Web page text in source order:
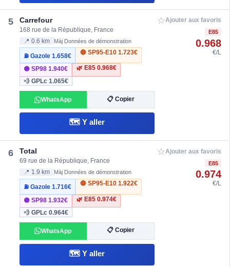
5 Carrefour
168 rue de la République, France
📍 0.6 km Màj Données de démonstration
⛽ Gazole1.658€
🔴 SP95-E10 1.723€
🟣 SP981.940€ 🌿 E85 0.968€
💨 GPLc1.065€
WhatsApp 📋 Copier
🗺️ Y aller
☆Ajouter aux favoris
E85
0.968
€/L
6 Total
69 rue de la République, France
📍 1.9 km Màj Données de démonstration
⛽ Gazole1.716€
🔴 SP95-E10 1.922€
🟣 SP981.932€ 🌿 E85 0.974€
💨 GPLc0.964€
WhatsApp 📋 Copier
🗺️ Y aller
☆Ajouter aux favoris
E85
0.974
€/L